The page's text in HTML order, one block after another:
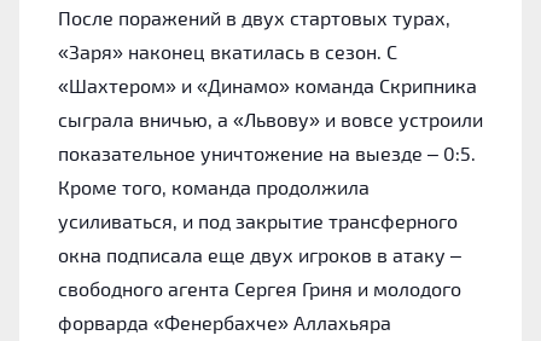
После поражений в двух стартовых турах,
«Заря» наконец вкатилась в сезон. С
«Шахтером» и «Динамо» команда Скрипника
сыграла вничью, а «Львову» и вовсе устроили
показательное уничтожение на выезде – 0:5.
Кроме того, команда продолжила
усиливаться, и под закрытие трансферного
окна подписала еще двух игроков в атаку –
свободного агента Сергея Гриня и молодого
форварда «Фенербахче» Аллахьяра